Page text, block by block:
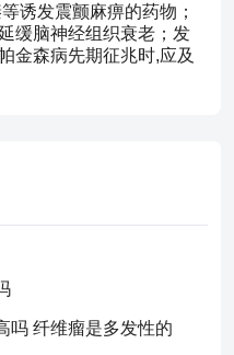
诱发震颤麻痹的药物；
缓脑神经组织衰老；发
金森病先期征兆时,应及
吗 纤维瘤是多发性的